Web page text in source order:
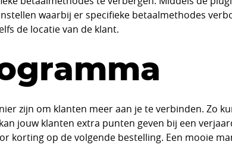
waarbij er specifieke betaalmethodes
de locatie van de klant.
zijn om klanten meer aan je te verbinden. Zo
jouw klanten extra punten geven bij een
korting op de volgende bestelling. Een mooie